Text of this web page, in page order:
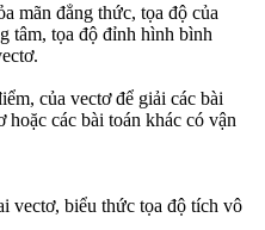
mãn đẳng thức, tọa độ của
tâm, tọa độ đỉnh hình bình
của vectơ để giải các bài
hoặc các bài toán khác có vận
vectơ, biểu thức tọa độ tích vô